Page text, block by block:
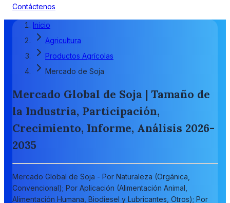
Contáctenos
Inicio
Agricultura
Productos Agrícolas
Mercado de Soja
Mercado Global de Soja | Tamaño de
la Industria, Participación,
Crecimiento, Informe, Análisis 2026-
2035
Mercado Global de Soja - Por Naturaleza (Orgánica,
Convencional); Por Aplicación (Alimentación Animal,
Alimentación Humana, Biodiesel y Lubricantes, Otros); Por